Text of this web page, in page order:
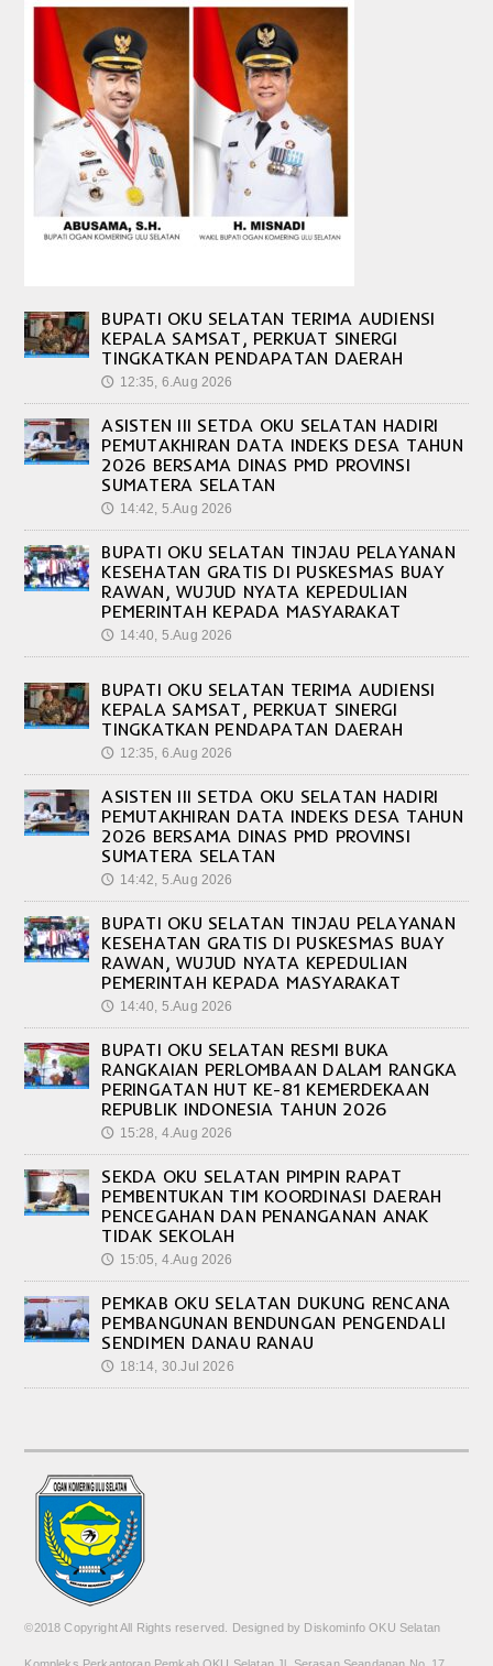
BUPATI OKU SELATAN TERIMA AUDIENSI
KEPALA SAMSAT, PERKUAT SINERGI
TINGKATKAN PENDAPATAN DAERAH
🕔 12:35, 6.Aug 2026
ASISTEN III SETDA OKU SELATAN HADIRI
PEMUTAKHIRAN DATA INDEKS DESA TAHUN
2026 BERSAMA DINAS PMD PROVINSI
SUMATERA SELATAN
🕔 14:42, 5.Aug 2026
BUPATI OKU SELATAN TINJAU PELAYANAN
KESEHATAN GRATIS DI PUSKESMAS BUAY
RAWAN, WUJUD NYATA KEPEDULIAN
PEMERINTAH KEPADA MASYARAKAT
🕔 14:40, 5.Aug 2026
BUPATI OKU SELATAN TERIMA AUDIENSI
KEPALA SAMSAT, PERKUAT SINERGI
TINGKATKAN PENDAPATAN DAERAH
🕔 12:35, 6.Aug 2026
ASISTEN III SETDA OKU SELATAN HADIRI
PEMUTAKHIRAN DATA INDEKS DESA TAHUN
2026 BERSAMA DINAS PMD PROVINSI
SUMATERA SELATAN
🕔 14:42, 5.Aug 2026
BUPATI OKU SELATAN TINJAU PELAYANAN
KESEHATAN GRATIS DI PUSKESMAS BUAY
RAWAN, WUJUD NYATA KEPEDULIAN
PEMERINTAH KEPADA MASYARAKAT
🕔 14:40, 5.Aug 2026
BUPATI OKU SELATAN RESMI BUKA
RANGKAIAN PERLOMBAAN DALAM RANGKA
PERINGATAN HUT KE-81 KEMERDEKAAN
REPUBLIK INDONESIA TAHUN 2026
🕔 15:28, 4.Aug 2026
SEKDA OKU SELATAN PIMPIN RAPAT
PEMBENTUKAN TIM KOORDINASI DAERAH
PENCEGAHAN DAN PENANGANAN ANAK
TIDAK SEKOLAH
🕔 15:05, 4.Aug 2026
PEMKAB OKU SELATAN DUKUNG RENCANA
PEMBANGUNAN BENDUNGAN PENGENDALI
SENDIMEN DANAU RANAU
🕔 18:14, 30.Jul 2026
©2018 Copyright All Rights reserved. Designed by Diskominfo OKU Selatan